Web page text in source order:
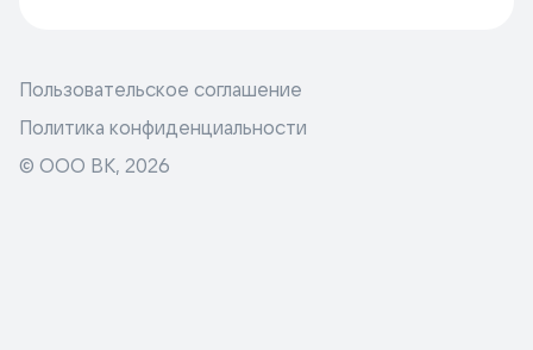
Пользовательское соглашение
Политика конфиденциальности
© ООО ВК, 2026